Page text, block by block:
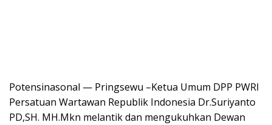
Potensinasonal — Pringsewu –Ketua Umum DPP PWRI
Persatuan Wartawan Republik Indonesia Dr.Suriyanto
PD,SH. MH.Mkn melantik dan mengukuhkan Dewan